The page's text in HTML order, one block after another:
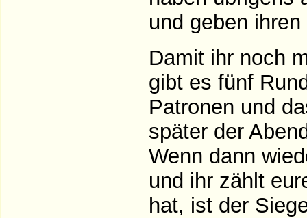
und geben
Damit ihr noch
gibt es fünf
Patronen und
später der
Wenn dann
und ihr zählt
hat, ist der